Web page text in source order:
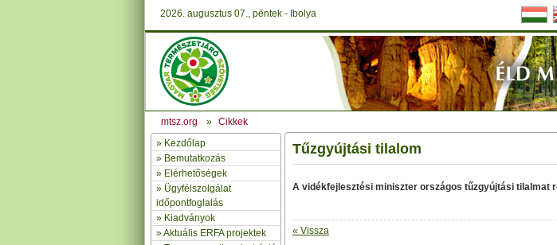
2026. augusztus 07., péntek - Ibolya
mtsz.org » Cikkek
» Kezdőlap
» Bemutatkozás
» Elérhetőségek
» Ügyfélszolgálat
időpontfoglalás
» Kiadványok
»Aktuális ERFA projektek
Tűzgyújtási tilalom
A vidékfejlesztési miniszter országos tűzgyújtási tilalmat
« Vissza